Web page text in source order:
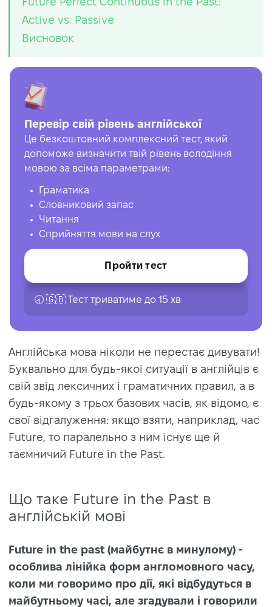
Active vs. Passive
Висновок
Перевір свій рівень англійської
Це безкоштовний комплексний тест, який
допоможе визначити твій рівень володіння
мовою за всіма параметрами:
Граматика
Словниковий запас
Читання
Сприйняття мови на слух
Пройти тест
🕣 🇬🇧 Тест триватиме до 15 хв
Англійська мова ніколи не перестає дивувати!
Буквально для будь-якої ситуації в англійців є
свій звід лексичних і граматичних правил, а в
будь-якому з трьох базових часів, як відомо, є
свої відгалуження: якщо взяти, наприклад, час
Future, то паралельно з ним існує ще й
таємничий Future in the Past.
Що таке Future in the Past в
англійській мові
Future in the past (майбутнє в минулому) -
особлива лінійка форм англомовного часу,
коли ми говоримо про дії, які відбудуться в
майбутньому часі, але згадували і говорили